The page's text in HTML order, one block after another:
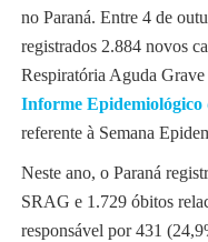
no Paraná. Entre 4 de
registrados 2.884 novos
Respiratória Aguda
Informe Epidemiológico
referente à Semana
Neste ano, o Paraná
SRAG e 1.729 óbitos
responsável por 431